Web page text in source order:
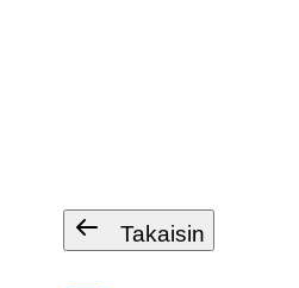
Takaisin